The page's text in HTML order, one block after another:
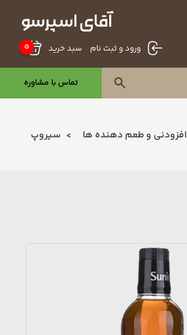
ورود و ثبت نام 0 سبد خرید
تماس با مشاوره
افزودنی و طعم دهنده ها
سیروپ